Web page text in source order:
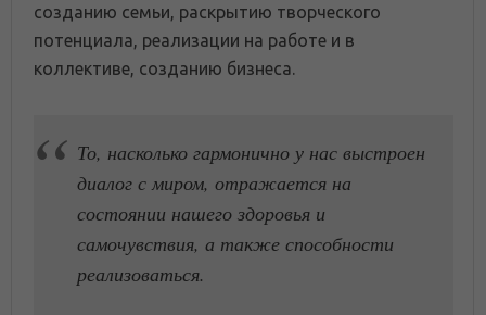
созданию семьи, раскрытию творческого
потенциала, реализации на работе и в
коллективе, созданию бизнеса.
То, насколько гармонично у нас выстроен
диалог с миром, отражается на
состоянии нашего здоровья и
самочувствия, а также способности
реализоваться.